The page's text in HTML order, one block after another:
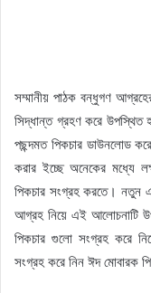
সম্মানীয় পাঠক বন্ধুগণ
সিদ্ধান্ত গ্রহণ করে উপস্থিত
পছন্দমত পিকচার ডাউনলোড
করার ইচ্ছে অনেকের মধ্যে
পিকচার সংগ্রহ করতে। নতুন
আগ্রহ নিয়ে এই আলোচনাটি
পিকচার গুলো সংগ্রহ করে
সংগ্রহ করে নিন ঈদ মোবারক